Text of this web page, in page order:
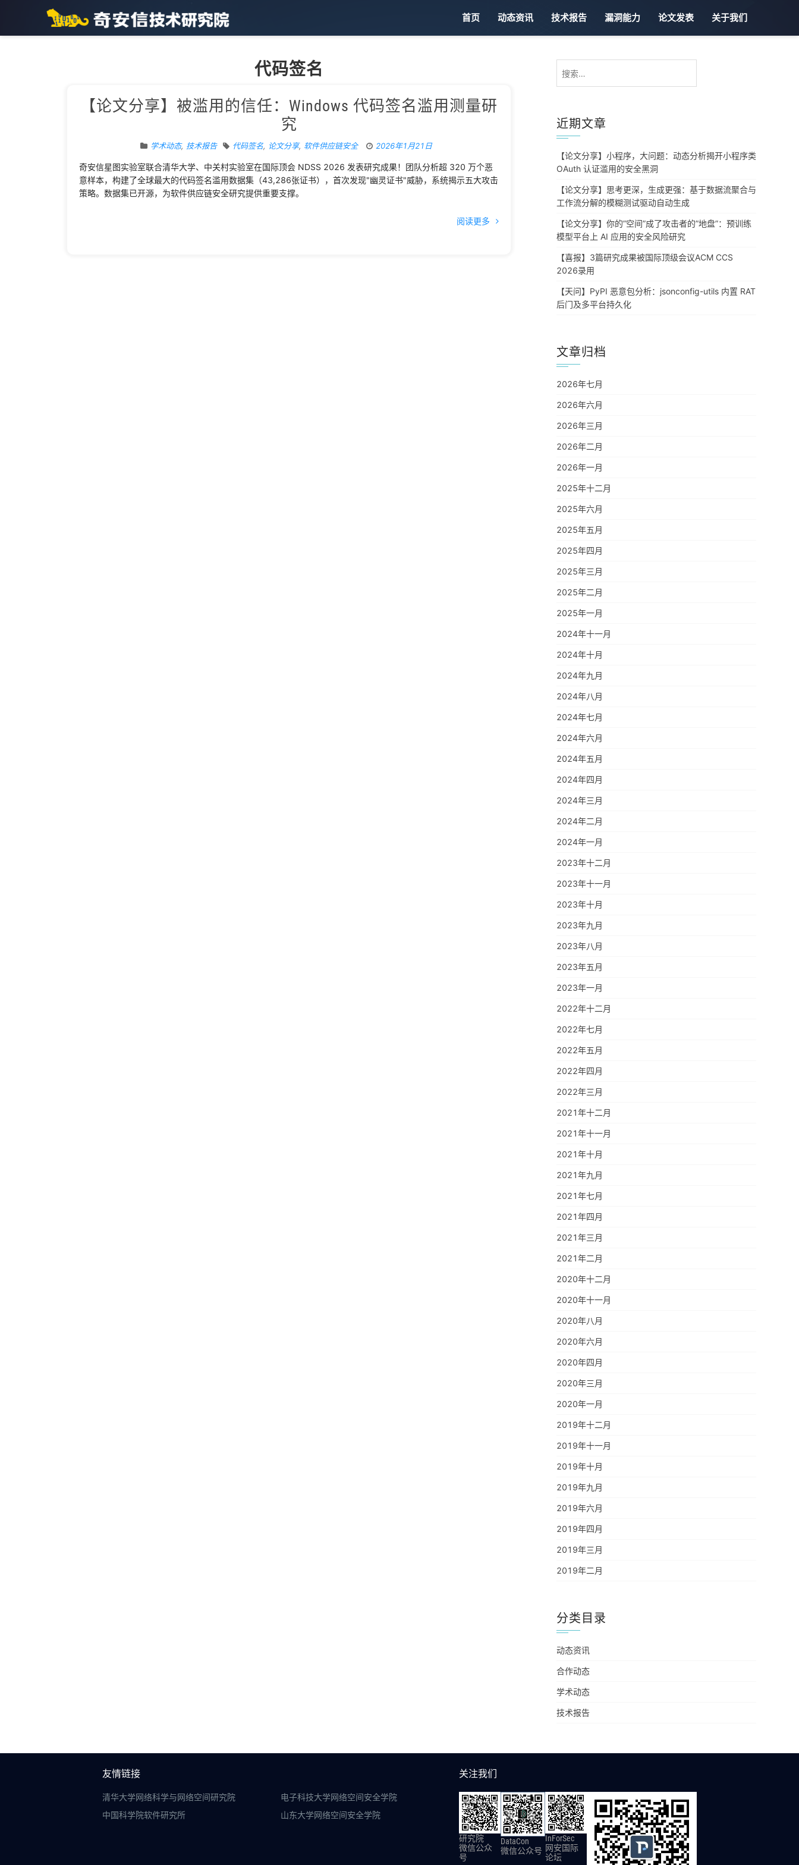
首页 动态资讯 技术报告 漏洞能力 论文发表 关于我们
代码签名
【论文分享】被滥用的信任：Windows 代码签名滥用测量研
究
学术动态, 技术报告 代码签名, 论文分享, 软件供应链安全 2026年1月21日
奇安信星图实验室联合清华大学、中关村实验室在国际顶会 NDSS 2026 发表研究成果！团队分析超 320 万个恶
意样本，构建了全球最大的代码签名滥用数据集（43,286张证书），首次发现"幽灵证书"威胁，系统揭示五大攻击
策略。数据集已开源，为软件供应链安全研究提供重要支撑。
阅读更多
索：
近期文章
【论文分享】小程序，大问题：动态分析揭开小程序类
OAuth 认证滥用的安全黑洞
【论文分享】思考更深，生成更强：基于数据流聚合与
工作流分解的模糊测试驱动自动生成
【论文分享】你的”空间”成了攻击者的”地盘”：预训练
模型平台上 AI 应用的安全风险研究
【喜报】3篇研究成果被国际顶级会议ACM CCS
2026录用
【天问】PyPI 恶意包分析：jsonconfig-utils 内置 RAT
后门及多平台持久化
文章归档
2026年七月
2026年六月
2026年三月
2026年二月
2026年一月
2025年十二月
2025年六月
2025年五月
2025年四月
2025年三月
2025年二月
2025年一月
2024年十一月
2024年十月
2024年九月
2024年八月
2024年七月
2024年六月
2024年五月
2024年四月
2024年三月
2024年二月
2024年一月
2023年十二月
2023年十一月
2023年十月
2023年九月
2023年八月
2023年五月
2023年一月
2022年十二月
2022年七月
2022年五月
2022年四月
2022年三月
2021年十二月
2021年十一月
2021年十月
2021年九月
2021年七月
2021年四月
2021年三月
2021年二月
2020年十二月
2020年十一月
2020年八月
2020年六月
2020年四月
2020年三月
2020年一月
2019年十二月
2019年十一月
2019年十月
2019年九月
2019年六月
2019年四月
2019年三月
2019年二月
分类目录
动态资讯
合作动态
学术动态
技术报告
友情链接
清华大学网络科学与网络空间研究院
电子科技大学网络空间安全学院
中国科学院软件研究所
山东大学网络空间安全学院
关注我们
研究院
微信公众
号
DataCon
微信公众号
InForSec
网安国际
论坛